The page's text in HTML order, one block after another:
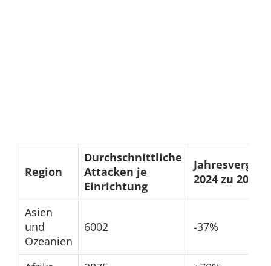
Region
Durchschnittliche
Attacken je
Einrichtung
2024 zu 2023
Asien
und
Ozeanien
6002 -37%